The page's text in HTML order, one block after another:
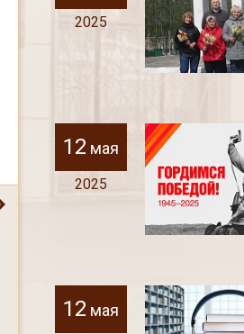
2025
12 мая
2025
12 мая